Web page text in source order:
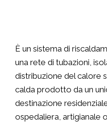
È un sistema di
una rete di tubazioni,
distribuzione del calore
calda prodotto da un
destinazione
ospedaliera, artigianale